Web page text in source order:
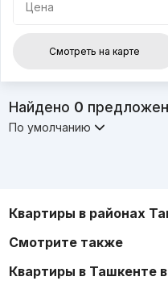
Цена
Смотреть на карте
Найдено 0
По умолчанию
Квартиры в районах
Смотрите также
Квартиры в Ташкенте